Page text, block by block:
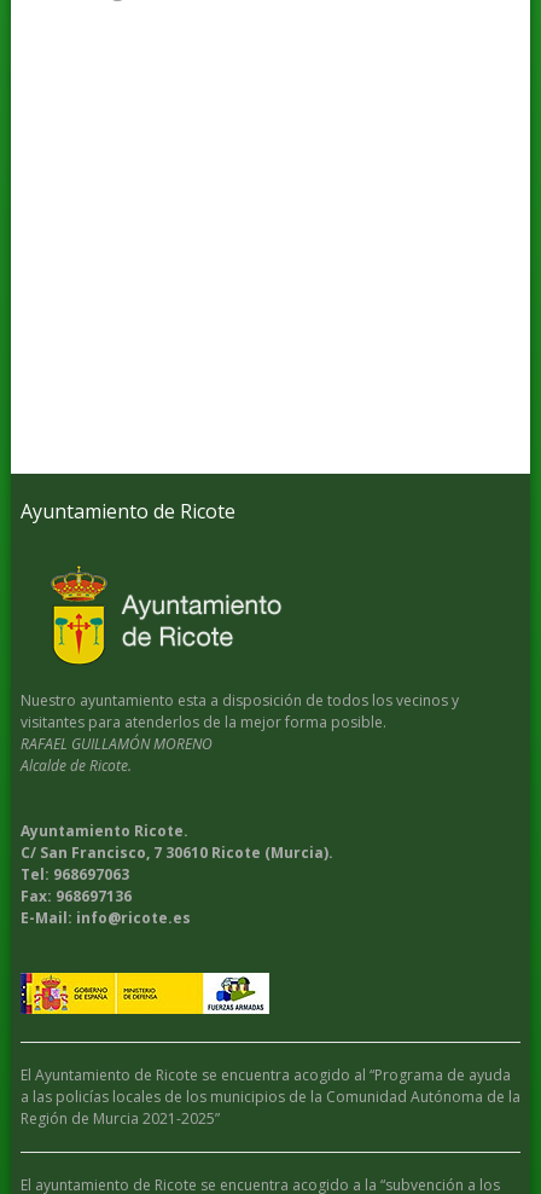
Ayuntamiento de Ricote
Nuestro ayuntamiento esta a disposición de todos los vecinos y
visitantes para atenderlos de la mejor forma posible.
RAFAEL GUILLAMÓN MORENO
Alcalde de Ricote.
Ayuntamiento Ricote.
C/ San Francisco, 7 30610 Ricote (Murcia).
Tel: 968697063
Fax: 968697136
E-Mail: info@ricote.es
El Ayuntamiento de Ricote se encuentra acogido al “Programa de ayuda
a las policías locales de los municipios de la Comunidad Autónoma de la
Región de Murcia 2021-2025”
El ayuntamiento de Ricote se encuentra acogido a la “subvención a los